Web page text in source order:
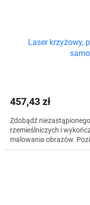
Laser krzyżowy,
457,43 zł
Zdobądź
rzemieślniczych i
malowania obrazów.